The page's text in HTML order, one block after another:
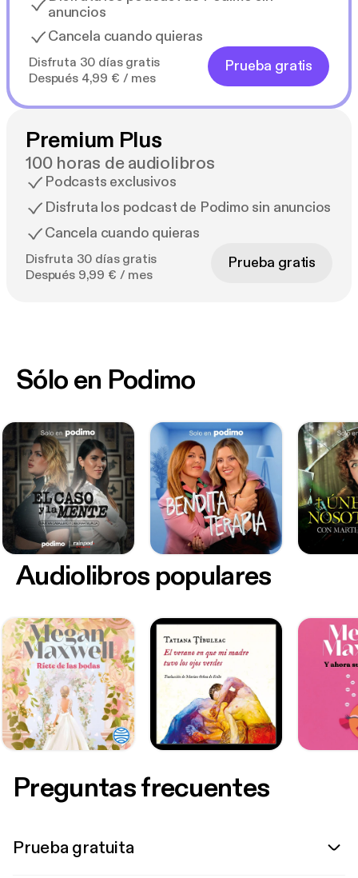
anuncios
Cancela cuando quieras
Disfruta 30 días gratis
Después 4,99 € / mes
Prueba gratis
Premium Plus
100 horas de audiolibros
Podcasts exclusivos
Disfruta los podcast de Podimo sin anuncios
Cancela cuando quieras
Disfruta 30 días gratis
Después 9,99 € / mes
Prueba gratis
Sólo en Podimo
Audiolibros populares
Preguntas frecuentes
Prueba gratuita